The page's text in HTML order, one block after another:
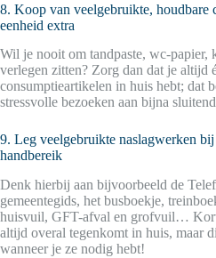
8. Koop van veelgebruikte, houdbare
eenheid extra
Wil je nooit om tandpaste, wc-papier,
verlegen zitten? Zorg dan dat je altijd
consumptieartikelen in huis hebt; dat
stressvolle bezoeken aan bijna
9. Leg veelgebruikte naslagwerken
handbereik
Denk hierbij aan bijvoorbeeld de
gemeentegids, het busboekje,
huisvuil, GFT-afval en grofvuil…
altijd overal tegenkomt in huis, maar
wanneer je ze nodig hebt!